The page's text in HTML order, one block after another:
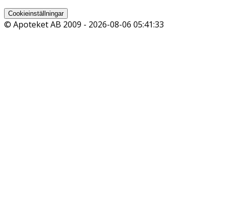
Cookieinställningar
© Apoteket AB 2009 - 2026-08-06 05:41:33